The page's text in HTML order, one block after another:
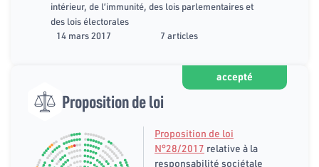
intérieur, de l’immunité, des lois parlementaires et
des lois électorales
14 mars 2017
7 articles
accepté
Proposition de loi
Proposition de loi
N°28/2017 relative à la
responsabilité sociétale